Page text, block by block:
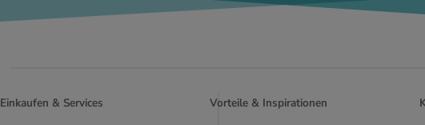
Einkaufen & Services Vorteile & Inspirationen